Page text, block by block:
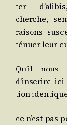
ter
cherche,
rai­sons
té­nuer leur
Qu’il nous
d’ins­crire
tion
ce n’est pas